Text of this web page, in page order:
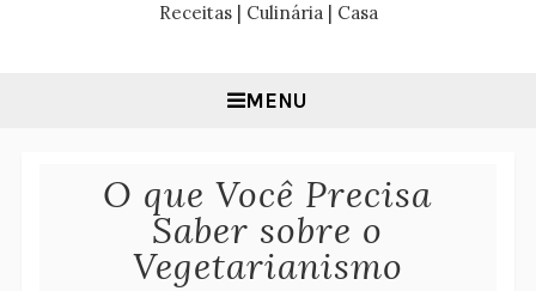
Receitas | Culinária | Casa
MENU
O que Você Precisa
Saber sobre o
Vegetarianismo